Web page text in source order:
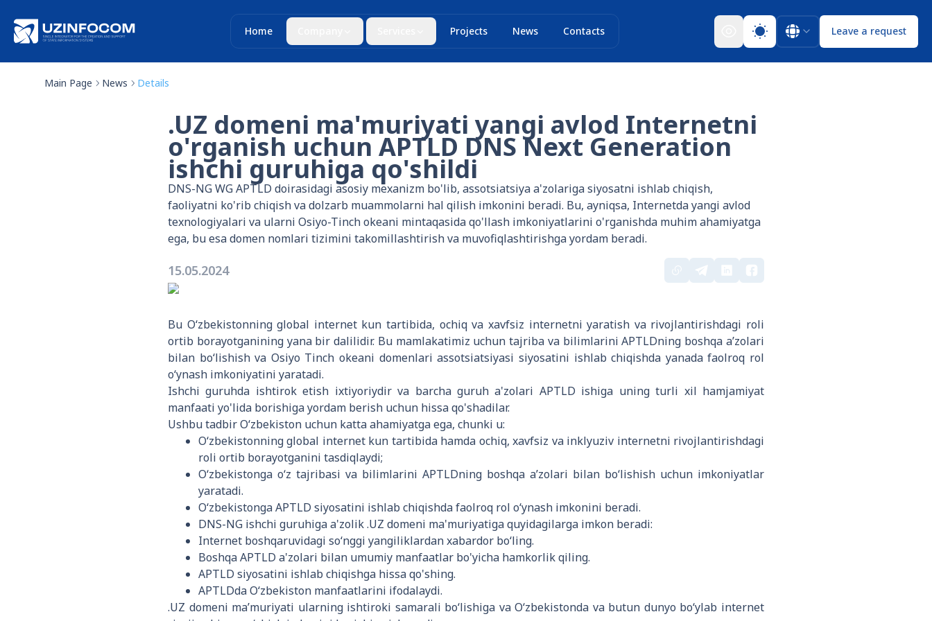
Home Projects News Contacts Leave a request
Main Page News Details
.UZ domeni ma'muriyati yangi avlod Internetni
o'rganish uchun APTLD DNS Next Generation
ishchi guruhiga qo'shildi
DNS-NG WG APTLD doirasidagi asosiy mexanizm bo'lib, assotsiatsiya a'zolariga siyosatni ishlab chiqish,
faoliyatni ko'rib chiqish va dolzarb muammolarni hal qilish imkonini beradi. Bu, ayniqsa, Internetda yangi avlod
texnologiyalari va ularni Osiyo-Tinch okeani mintaqasida qo'llash imkoniyatlarini o'rganishda muhim ahamiyatga
ega, bu esa domen nomlari tizimini takomillashtirish va muvofiqlashtirishga yordam beradi.
15.05.2024
Bu O‘zbekistonning global internet kun tartibida, ochiq va xavfsiz internetni yaratish va rivojlantirishdagi roli
ortib borayotganining yana bir dalilidir. Bu mamlakatimiz uchun tajriba va bilimlarini APTLDning boshqa aʼzolari
bilan boʻlishish va Osiyo Tinch okeani domenlari assotsiatsiyasi siyosatini ishlab chiqishda yanada faolroq rol
oʻynash imkoniyatini yaratadi.
Ishchi guruhda ishtirok etish ixtiyoriydir va barcha guruh a'zolari APTLD ishiga uning turli xil hamjamiyat
manfaati yo'lida borishiga yordam berish uchun hissa qo'shadilar.
Ushbu tadbir O‘zbekiston uchun katta ahamiyatga ega, chunki u:
O‘zbekistonning global internet kun tartibida hamda ochiq, xavfsiz va inklyuziv internetni rivojlantirishdagi
roli ortib borayotganini tasdiqlaydi;
O‘zbekistonga o‘z tajribasi va bilimlarini APTLDning boshqa a’zolari bilan bo‘lishish uchun imkoniyatlar
yaratadi.
O‘zbekistonga APTLD siyosatini ishlab chiqishda faolroq rol o‘ynash imkonini beradi.
DNS-NG ishchi guruhiga a'zolik .UZ domeni ma'muriyatiga quyidagilarga imkon beradi:
Internet boshqaruvidagi so‘nggi yangiliklardan xabardor bo‘ling.
Boshqa APTLD a'zolari bilan umumiy manfaatlar bo'yicha hamkorlik qiling.
APTLD siyosatini ishlab chiqishga hissa qo'shing.
APTLDda O‘zbekiston manfaatlarini ifodalaydi.
.UZ domeni maʼmuriyati ularning ishtiroki samarali boʻlishiga va Oʻzbekistonda va butun dunyo boʻylab internet